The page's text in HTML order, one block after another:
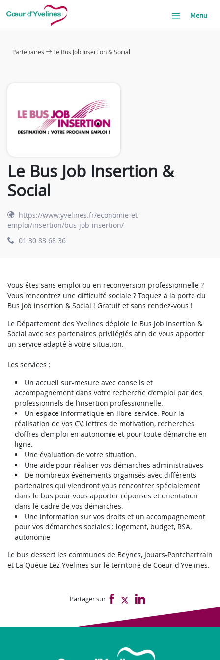
Menu
Partenaires Le Bus Job Insertion & Social
Le Bus Job Insertion &
Social
https://www.yvelines.fr/economie-et-
emploi/insertion/bus-job-insertion/
01 30 83 68 36
Vous êtes sans emploi ou en reconversion professionnelle ?
Vous rencontrez une difficulté sociale ? Toquez à la porte du
Bus Job insertion & Social ! Gratuit et sans rendez-vous !
Le Département des Yvelines déploie le Bus Job Insertion &
Social avec ses partenaires privilégiés afin de vous apporter
un service adapté à votre situation.
Les services :
Un accueil sur-mesure avec conseils et
accompagnement dans votre recherche d’emploi par des
professionnels de l’insertion professionnelle.
Un espace informatique en libre-service. Pour la
réalisation de vos CV, lettres de motivation, recherches
d’offres d’emploi en autonomie et pour toute démarche en
ligne.
Une évaluation de votre situation.
Une aide pour réaliser vos démarches administratives
De nombreux événements organisés avec différents
partenaires qui viendront vous rencontrer spécialement
dans le bus pour vous apporter réponses et orientation
dans le cadre de vos démarches.
Une information sur vos droits et un accompagnement
pour vos démarches sociales : logement, budget, RSA,
autonomie
Le bus dessert les communes de Beynes, Jouars-Pontchartrain
et La Queue Lez Yvelines sur le territoire de Coeur d'Yvelines.
Partager sur